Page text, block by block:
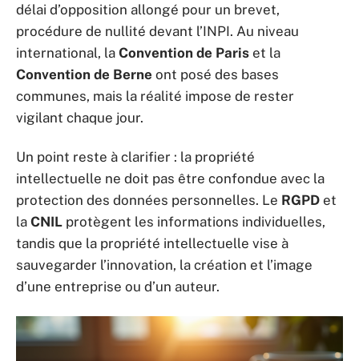
délai d’opposition allongé pour un brevet,
procédure de nullité devant l’INPI. Au niveau
international, la Convention de Paris et la
Convention de Berne ont posé des bases
communes, mais la réalité impose de rester
vigilant chaque jour.
Un point reste à clarifier : la propriété
intellectuelle ne doit pas être confondue avec la
protection des données personnelles. Le RGPD et
la CNIL protègent les informations individuelles,
tandis que la propriété intellectuelle vise à
sauvegarder l’innovation, la création et l’image
d’une entreprise ou d’un auteur.